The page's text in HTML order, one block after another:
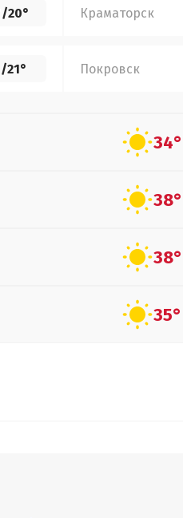
/20° Краматорск
/21° Покровск
34°
38°
38°
35°